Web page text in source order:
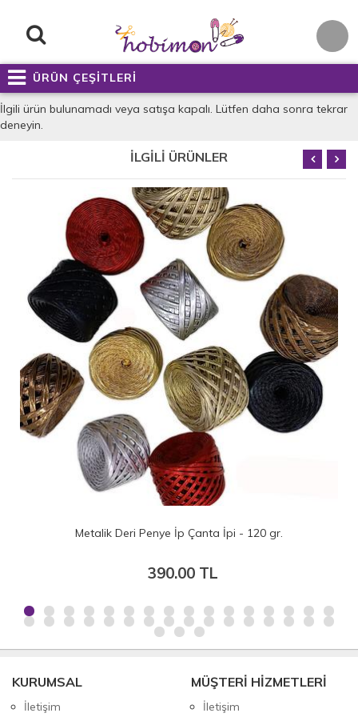
ÜRÜN ÇEŞİTLERİ
İlgili ürün bulunamadı veya satışa kapalı. Lütfen daha sonra tekrar
deneyin.
İLGİLİ ÜRÜNLER
Metalik Deri Penye İp Çanta İpi - 120 gr.
390.00 TL
KURUMSAL
İletişim
MÜŞTERİ HİZMETLERİ
İletişim